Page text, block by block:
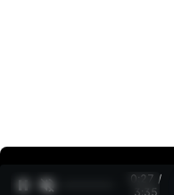
0:27 /
3:35